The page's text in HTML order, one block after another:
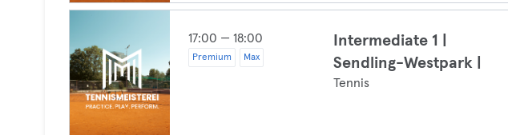
17:00 — 18:00
Premium Max
Intermediate 1 |
Sendling-Westpark |
Tennis